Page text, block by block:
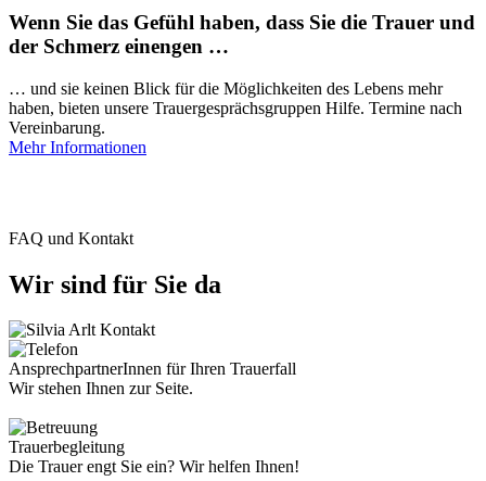
Wenn Sie das Gefühl haben, dass Sie die Trauer und
der Schmerz einengen …
… und sie keinen Blick für die Möglichkeiten des Lebens mehr
haben, bieten unsere Trauergesprächsgruppen Hilfe. Termine nach
Vereinbarung.
Mehr Informationen
FAQ und Kontakt
Wir sind für Sie da
AnsprechpartnerInnen für Ihren Trauerfall
Wir stehen Ihnen zur Seite.
Trauerbegleitung
Die Trauer engt Sie ein? Wir helfen Ihnen!